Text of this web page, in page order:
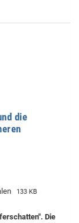
die
133 KB
Die